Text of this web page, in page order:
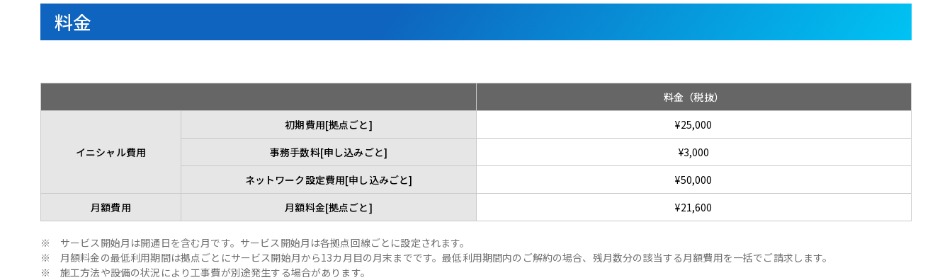
料金
料金（税抜）
イニシャル費用
初期費用[拠点ごと]
¥25,000
事務手数料[申し込みごと]
¥3,000
ネットワーク設定費用[申し込みごと]
¥50,000
月額費用
月額料金[拠点ごと] ¥21,600
※
サービス開始月は開通日を含む月です。サービス開始月は各拠点回線ごとに設定されます。
※
月額料金の最低利用期間は拠点ごとにサービス開始月から13カ月目の月末までです。最低利用期間内のご解約の場合、残月数分の該当する月額費用を一括でご請求します。
※
施工方法や設備の状況により工事費が別途発生する場合があります。